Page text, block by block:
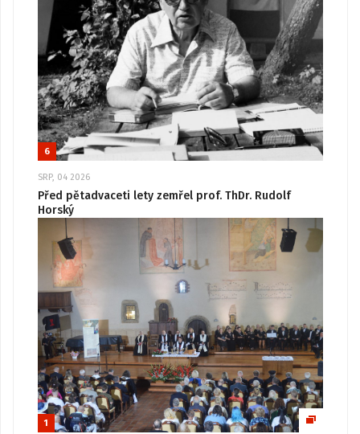
6
SRP, 04 2026
Před pětadvaceti lety zemřel prof. ThDr. Rudolf
Horský
1